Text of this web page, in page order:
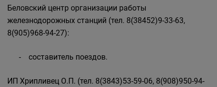
Беловский центр организации работы
железнодорожных станций (тел. 8(38452)9-33-63,
8(905)968-94-27):
- составитель поездов.
ИП Хрипливец О.П. (тел. 8(3843)53-59-06, 8(908)950-94-